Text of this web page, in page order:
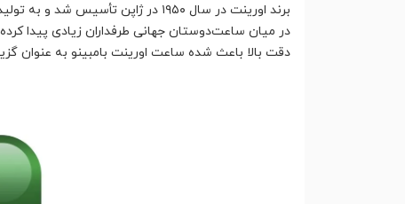
برند اورینت در سال ۱۹۵۰ در
در میان ساعت‌دوستان جهانی طرفداران زیادی پیدا
دقت بالا باعث شده ساعت اورینت بامبینو به عنوان